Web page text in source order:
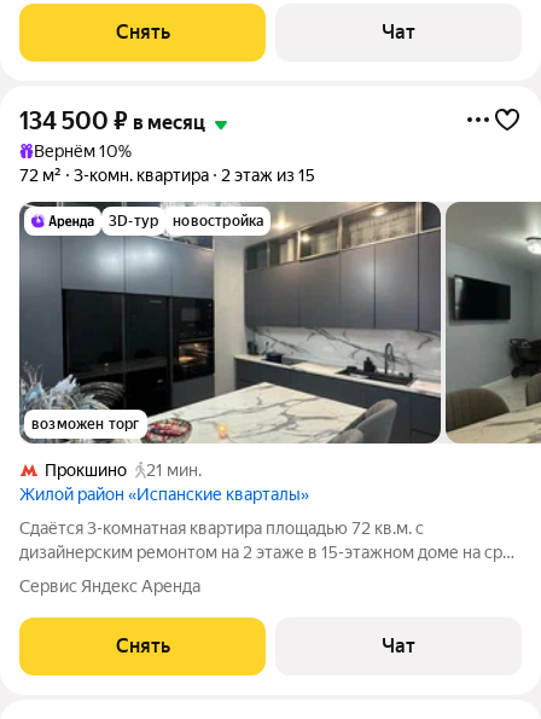
улицу. Есть консьерж. В
Снять Чат
134 500 ₽ в месяц
Вернём 10%
72 м²
3-комн. квартира 2 этаж из 15
3D-тур новостройка
возможен торг
Прокшино
21 мин.
Жилой район «Испанские кварталы»
Сдаётся 3-комнатная квартира площадью 72 кв.м. с
дизайнерским ремонтом на 2 этаже в 15-этажном доме на срок
от 11 месяцев. Из техники есть: Телевизор Духовой шкаф
Стиральная машина Сушильная машина Холодильник
Посудомоечная машина
Сервис Яндекс Аренда
Снять Чат